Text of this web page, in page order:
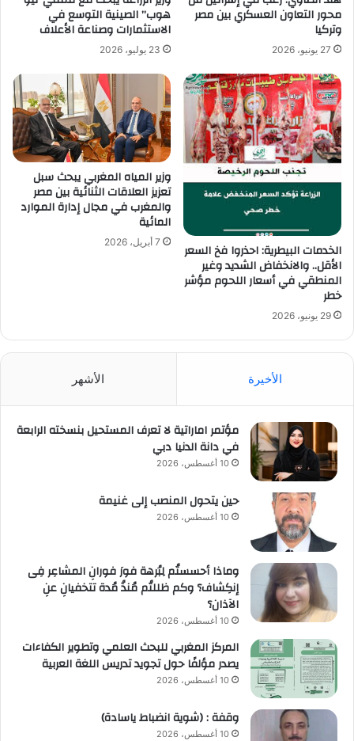
محور التعاون العسكري بين مصر
وتركيا
27 يونيو، 2026
هوب” الصينية التوسع في
الاستثمارات وصناعة الأعلاف
23 يوليو، 2026
الخدمات البيطرية: احذروا فخ السعر
الأقل.. والانخفاض الشديد وغير
المنطقي في أسعار اللحوم مؤشر
خطر
29 يونيو، 2026
وزير المياه المغربي يبحث سبل
تعزيز العلاقات الثنائية بين مصر
والمغرب في مجال إدارة الموارد
المائية
7 أبريل، 2026
الأخيرة الأشهر
مؤتمر اماراتية لا تعرف المستحيل بنسخته الرابعة
في دانة الدنيا دبي
10 أغسطس، 2026
حين يتحول المنصب إلى غنيمة
10 أغسطس، 2026
وماذا أحسستُم لِبُرهة فورَ فورانِ المشاعِر فِى
إنكِشاف؟ وكم ظللتُم مُنذُ مُدة تتخفيانِ عنِ
الآذان؟
10 أغسطس، 2026
المركز المغربي للبحث العلمي وتطوير الكفاءات
يصدر مؤلفًا حول تجويد تدريس اللغة العربية
10 أغسطس، 2026
وقفة : (شوية انضباط ياسادة)
10 أغسطس، 2026